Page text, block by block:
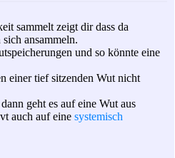
sammelt zeigt dir dass da
ansammeln.
und so könnte eine
einer tief sitzenden Wut nicht
geht es auf eine Wut aus
auch auf eine systemisch